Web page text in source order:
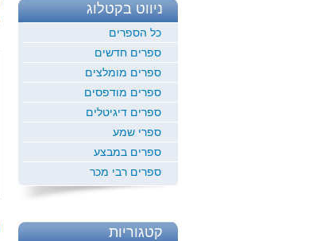
ניווט בקטלוג
כל הספרים
ספרים חדשים
ספרים מומלצים
ספרים מודפסים
ספרים דיגיטלים
ספרי שמע
ספרים במבצע
ספרים רבי מכר
קטגוריות